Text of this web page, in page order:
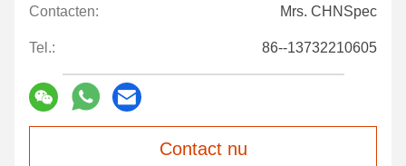
Contacten: Mrs. CHNSpec
Tel.: 86--13732210605
Contact nu